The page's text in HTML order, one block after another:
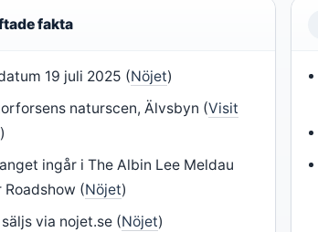
fakta
19 juli 2025 (Nöjet)
naturscen, Älvsbyn (Visit
)
ingår i The Albin Lee Meldau
Roadshow (Nöjet)
via nojet.se (Nöjet)